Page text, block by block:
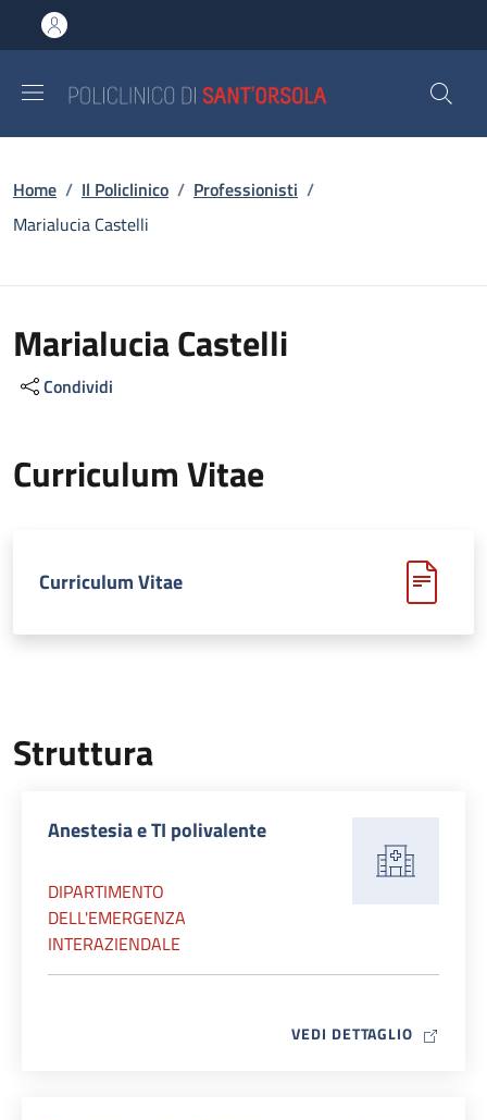
al contenuto principale
to footer content
Briciole di pane
Home / Il Policlinico / Professionisti /
Marialucia Castelli
Marialucia Castelli
Condividi
Curriculum Vitae
Curriculum Vitae
Struttura
Anestesia e TI polivalente
DIPARTIMENTO
DELL'EMERGENZA
INTERAZIENDALE
VEDI DETTAGLIO MAP ICON